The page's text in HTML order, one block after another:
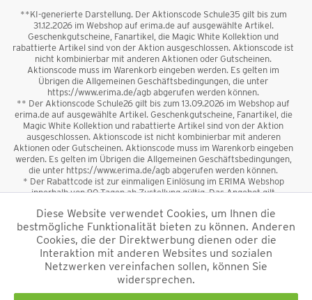
**KI-generierte Darstellung. Der Aktionscode Schule35 gilt bis zum
31.12.2026 im Webshop auf erima.de auf ausgewählte Artikel.
Geschenkgutscheine, Fanartikel, die Magic White Kollektion und
rabattierte Artikel sind von der Aktion ausgeschlossen. Aktionscode ist
nicht kombinierbar mit anderen Aktionen oder Gutscheinen.
Aktionscode muss im Warenkorb eingeben werden. Es gelten im
Übrigen die Allgemeinen Geschäftsbedingungen, die unter
https://www.erima.de/agb abgerufen werden können.
** Der Aktionscode Schule26 gilt bis zum 13.09.2026 im Webshop auf
erima.de auf ausgewählte Artikel. Geschenkgutscheine, Fanartikel, die
Magic White Kollektion und rabattierte Artikel sind von der Aktion
ausgeschlossen. Aktionscode ist nicht kombinierbar mit anderen
Aktionen oder Gutscheinen. Aktionscode muss im Warenkorb eingeben
werden. Es gelten im Übrigen die Allgemeinen Geschäftsbedingungen,
die unter https://www.erima.de/agb abgerufen werden können.
* Der Rabattcode ist zur einmaligen Einlösung im ERIMA Webshop
innerhalb von 90 Tagen ab Zustellung gültig. Das Angebot gilt
sowie Geschenkgutscheine sind vom Rabatt ausgeschlossen. Der
Rabattcode ist nicht mit anderen Aktionen oder Gutscheinen
kombinierbar. Der Mindestbestellwert beträgt 50 €
*Alle Preise verstehen sich inkl. Mehrwertsteuer und zzgl.
und ggf. Nachnahmegebühren, wenn nicht anders
beschrieben.
Diese Website verwendet Cookies, um Ihnen die
bestmögliche Funktionalität bieten zu können. Anderen
Cookies, die der Direktwerbung dienen oder die
Interaktion mit anderen Websites und sozialen
Netzwerken vereinfachen sollen, können Sie
widersprechen.